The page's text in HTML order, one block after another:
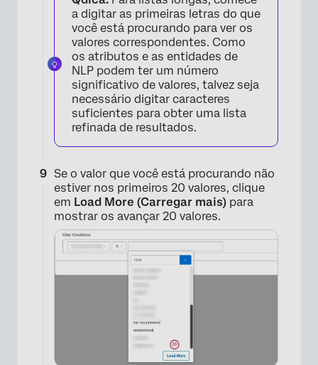
×
×
a digitar as primeiras letras do que
você está procurando para ver os
valores correspondentes. Como
os atributos e as entidades de
NLP podem ter um número
significativo de valores, talvez seja
necessário digitar caracteres
suficientes para obter uma lista
refinada de resultados.
Se o valor que você está procurando não
estiver nos primeiros 20 valores, clique
em Load More (Carregar mais) para
mostrar os avançar 20 valores.